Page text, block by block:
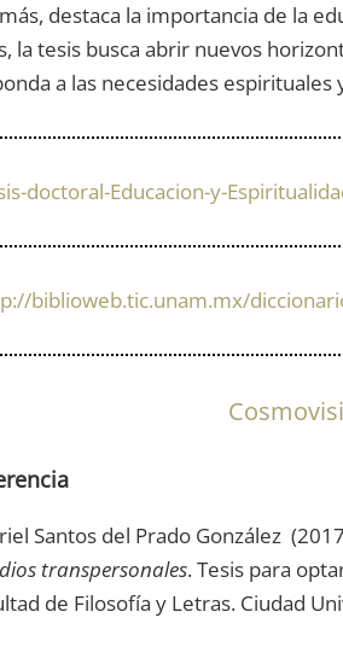
destaca la importancia de la
la tesis busca abrir nuevos
a las necesidades
doctoral-Educacion-y-
biblioweb.tic.unam.mx/
Santos del Prado González
transpersonales. Tesis para
de Filosofía y Letras. Ciudad